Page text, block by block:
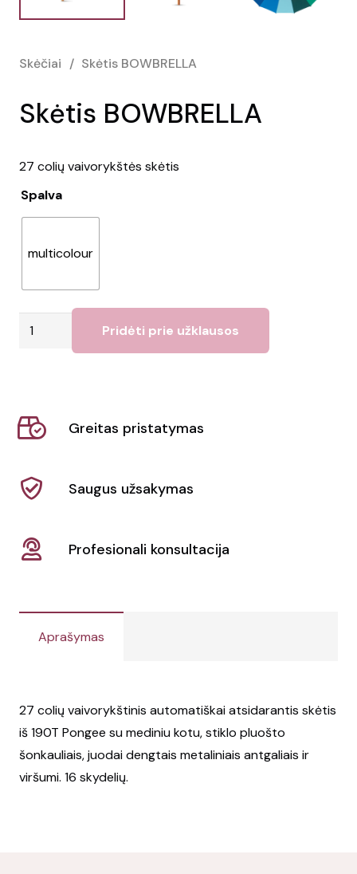
Skėčiai / Skėtis BOWBRELLA
Skėtis BOWBRELLA
27 colių vaivorykštės skėtis
Spalva
multicolour
produkto
Pridėti prie užklausos
Greitas pristatymas
Saugus užsakymas
Profesionali konsultacija
Aprašymas
27 colių vaivorykštinis automatiškai atsidarantis skėtis
iš 190T Pongee su mediniu kotu, stiklo pluošto
šonkauliais, juodai dengtais metaliniais antgaliais ir
viršumi. 16 skydelių.